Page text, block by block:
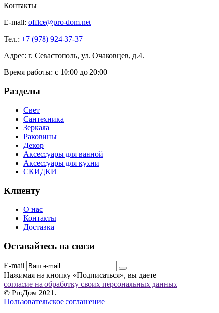
Контакты
E-mail: office@pro-dom.net
Тел.: +7 (978) 924-37-37
Адрес: г. Севастополь, ул. Очаковцев, д.4.
Время работы: с 10:00 до 20:00
Разделы
Свет
Сантехника
Зеркала
Раковины
Декор
Аксессуары для ванной
Аксессуары для кухни
СКИДКИ
Клиенту
О нас
Контакты
Доставка
Оставайтесь на связи
E-mail
Нажимая на кнопку «Подписаться», вы даете
согласие на обработку своих персональных данных
© ProДом 2021.
Пользовательское соглашение